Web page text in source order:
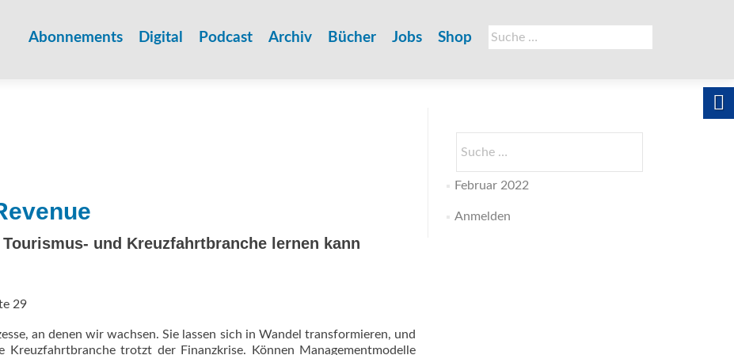
Suche
nach:
Abonnements Digital Podcast Archiv Bücher Jobs Shop
und Kreuzfahrtbranche lernen kann
29
an denen wir wachsen. Sie lassen sich in Wandel transformieren, und
Kreuzfahrtbranche trotzt der Finanzkrise. Können Managementmodelle
nach:
Februar 2022
Anmelden